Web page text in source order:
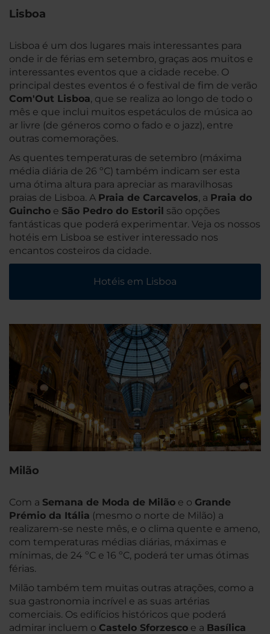
Lisboa
Lisboa é um dos lugares mais interessantes para
onde ir de férias em setembro, graças aos muitos e
interessantes eventos que a cidade recebe. O
principal destes eventos é o festival de fim de verão
Com'Out Lisboa, que se realiza ao longo de todo o
mês e que inclui muitos espetáculos de música ao
ar livre (de géneros como o fado e o jazz), entre
outras comemorações.
As quentes temperaturas de setembro (máxima
média diária de 26 ºC) também indicam ser esta
uma ótima altura para apreciar as maravilhosas
praias de Lisboa. A Praia de Carcavelos, a Praia do
Guincho e São Pedro do Estoril são opções
fantásticas que poderá experimentar. Veja os nossos
hotéis em Lisboa se estiver interessado nos
encantos costeiros da cidade.
Hotéis em Lisboa
Milão
Com a Semana de Moda de Milão e o Grande
Prémio da Itália (mesmo o norte de Milão) a
realizarem-se neste mês, e o clima quente e ameno,
com temperaturas médias diárias, máximas e
mínimas, de 24 ºC e 16 ºC, poderá ter umas ótimas
férias.
Milão também tem muitas outras atrações, como a
sua gastronomia incrível e as suas artérias
comerciais. Os edifícios históricos que poderá
admirar incluem o Castelo Sforzesco e a Basílica